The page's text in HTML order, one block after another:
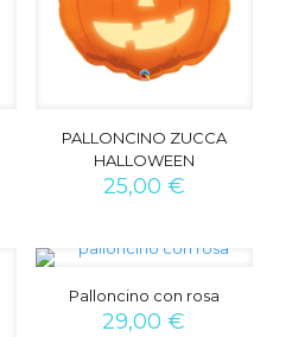
PALLONCINO ZUCCA
HALLOWEEN
25,00 €
Palloncino con rosa
29,00€